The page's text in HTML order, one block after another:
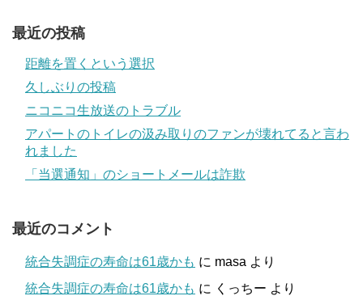
最近の投稿
距離を置くという選択
久しぶりの投稿
ニコニコ生放送のトラブル
アパートのトイレの汲み取りのファンが壊れてると言わ
れました
「当選通知」のショートメールは詐欺
最近のコメント
統合失調症の寿命は61歳かも に masa より
統合失調症の寿命は61歳かも に くっちー より